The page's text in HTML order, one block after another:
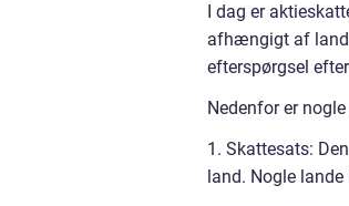
I dag er
afhængigt af
efterspørgsel
Nedenfor er
1. Skattesats:
land. Nogle